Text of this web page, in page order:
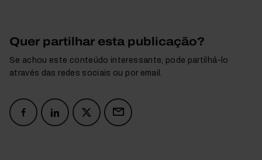
Quer partilhar esta publicação?
Se achou este conteúdo interessante, pode partilhá-lo
através das redes sociais ou por email.